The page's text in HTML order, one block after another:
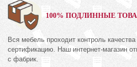
100% ПОДЛИННЫЕ
Вся мебель проходит контроль
сертификацию. Наш интернет-магазин
с фабрик.